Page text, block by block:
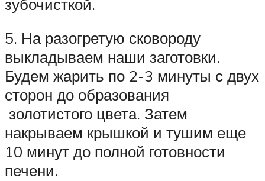
зубочисткой.
5. На разогретую сковороду
выкладываем наши заготовки.
Будем жарить по 2-3 минуты с двух
сторон до образования
золотистого цвета. Затем
накрываем крышкой и тушим еще
10 минут до полной готовности
печени.